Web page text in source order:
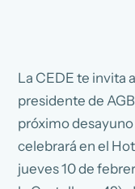
La CEDE te invita
presidente de
próximo
celebrará en el
jueves 10 de